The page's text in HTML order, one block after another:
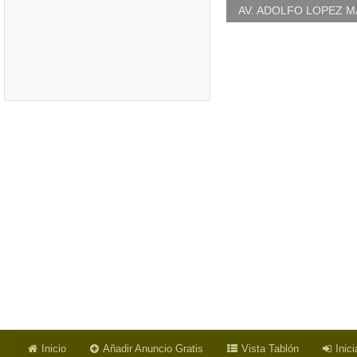
AV. ADOLFO LOPEZ
Inicio Añadir Anuncio Gratis Vista Tablón